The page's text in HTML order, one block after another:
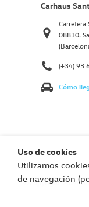
Carhaus
Carretera
08830.
(+34) 93
Cómo
©Copyright 2024
Uso de cookies
Utilizamos
de navegación